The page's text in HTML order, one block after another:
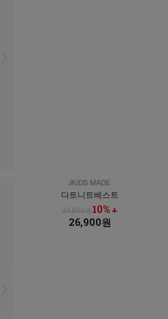
다트니트베스트
29,800원 10% ↓
26,900원